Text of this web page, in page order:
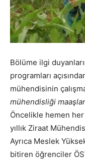
Bölüme ilgi
programları
mühendisinin
mühendisliği
Öncelikle hemen
yıllık Ziraat
Ayrıca Meslek
bitiren öğrenciler